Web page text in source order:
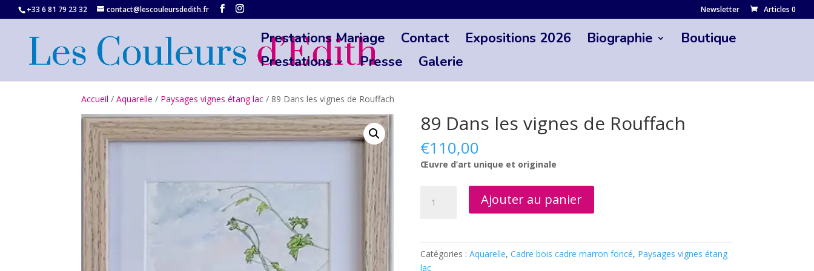
+33 6 81 79 23 32‬ contact@lescouleursdedith.fr Newsletter Articles 0
Prestations Mariage Contact Expositions 2026 Biographie
Boutique
Prestations
Presse Galerie
Accueil /Aquarelle / Paysages vignes étang lac / 89 Dans les vignes de Rouffach
89 Dans les vignes de Rouffach
€110,00
Œuvre d’art unique et originale
vignes
Ajouter au panier
Catégories : Aquarelle, Cadre bois cadre marron foncé, Paysages vignes étang
lac